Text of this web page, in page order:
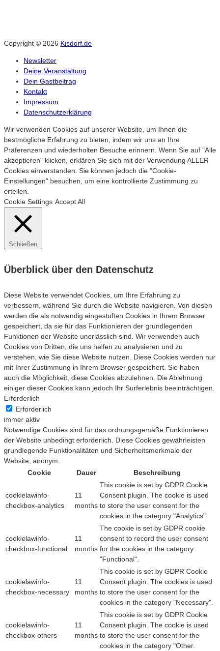
Copyright © 2026 Kisdorf.de
Newsletter
Deine Veranstaltung
Dein Gastbeitrag
Kontakt
Impressum
Datenschutzerklärung
Wir verwenden Cookies auf unserer Website, um Ihnen die
bestmögliche Erfahrung zu bieten, indem wir uns an Ihre
Präferenzen und wiederholten Besuche erinnern. Wenn Sie auf "Alle
akzeptieren" klicken, erklären Sie sich mit der Verwendung ALLER
Cookies einverstanden. Sie können jedoch die "Cookie-
Einstellungen" besuchen, um eine kontrollierte Zustimmung zu
erteilen.
Cookie Settings Accept All
Schließen
Überblick über den Datenschutz
Diese Website verwendet Cookies, um Ihre Erfahrung zu
verbessern, während Sie durch die Website navigieren. Von diesen
werden die als notwendig eingestuften Cookies in Ihrem Browser
gespeichert, da sie für das Funktionieren der grundlegenden
Funktionen der Website unerlässlich sind. Wir verwenden auch
Cookies von Dritten, die uns helfen zu analysieren und zu
verstehen, wie Sie diese Website nutzen. Diese Cookies werden nur
mit Ihrer Zustimmung in Ihrem Browser gespeichert. Sie haben
auch die Möglichkeit, diese Cookies abzulehnen. Die Ablehnung
einiger dieser Cookies kann jedoch Ihr Surferlebnis beeinträchtigen.
Erforderlich
Erforderlich
immer aktiv
Notwendige Cookies sind für das ordnungsgemäße Funktionieren
der Website unbedingt erforderlich. Diese Cookies gewährleisten
grundlegende Funktionalitäten und Sicherheitsmerkmale der
Website, anonym.
Cookie
Dauer Beschreibung
cookielawinfo-
checkbox-analytics
11
months
This cookie is set by GDPR Cookie
Consent plugin. The cookie is used
to store the user consent for the
cookies in the category "Analytics".
cookielawinfo-
checkbox-functional
11
months
The cookie is set by GDPR cookie
consent to record the user consent
for the cookies in the category
"Functional".
cookielawinfo-
checkbox-necessary
11
months
This cookie is set by GDPR Cookie
Consent plugin. The cookies is used
to store the user consent for the
cookies in the category "Necessary".
cookielawinfo-
checkbox-others
11
months
This cookie is set by GDPR Cookie
Consent plugin. The cookie is used
to store the user consent for the
cookies in the category "Other.